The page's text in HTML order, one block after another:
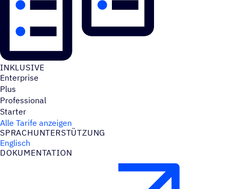
INKLU­SIVE
Enterprise
Plus
Professional
Starter
Alle Tarife anzeigen
SPRACH­UN­TER­STÜT­ZUNG
Englisch
DOKU­MEN­TA­TION